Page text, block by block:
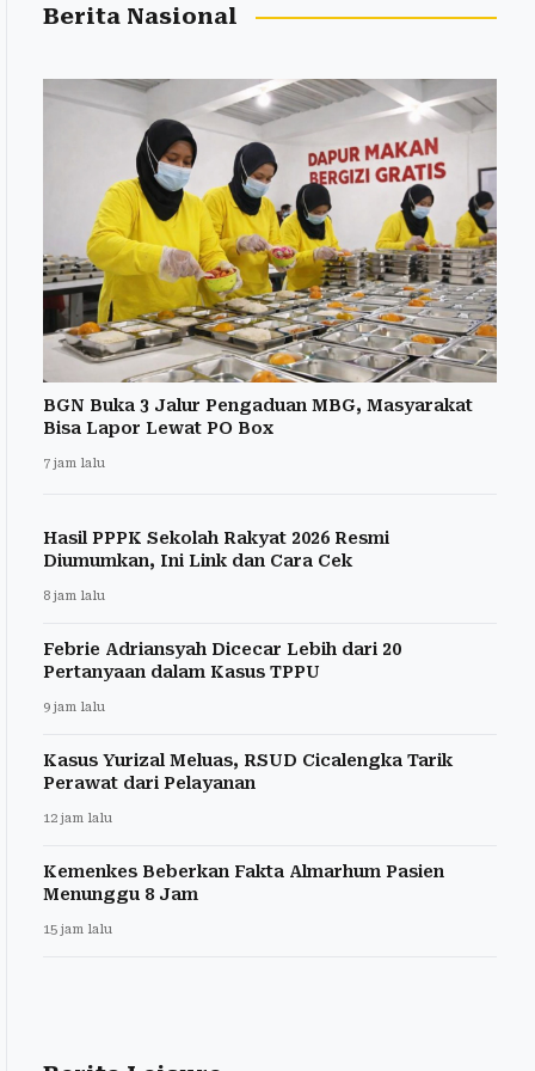
Berita Nasional
BGN Buka 3 Jalur Pengaduan MBG, Masyarakat
Bisa Lapor Lewat PO Box
7 jam lalu
Hasil PPPK Sekolah Rakyat 2026 Resmi
Diumumkan, Ini Link dan Cara Cek
8 jam lalu
Febrie Adriansyah Dicecar Lebih dari 20
Pertanyaan dalam Kasus TPPU
9 jam lalu
Kasus Yurizal Meluas, RSUD Cicalengka Tarik
Perawat dari Pelayanan
12 jam lalu
Kemenkes Beberkan Fakta Almarhum Pasien
Menunggu 8 Jam
15 jam lalu